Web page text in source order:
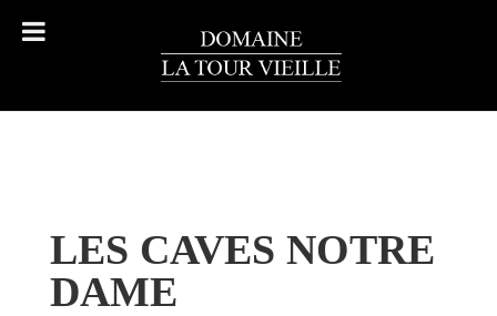
LES CAVES NOTRE
DAME